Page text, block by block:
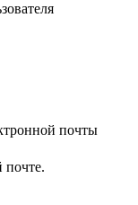
почты
почте.